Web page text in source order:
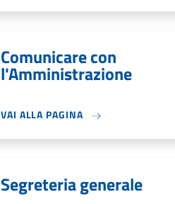
Comunicare con
l'Amministrazione
VAI ALLA PAGINA
Segreteria generale